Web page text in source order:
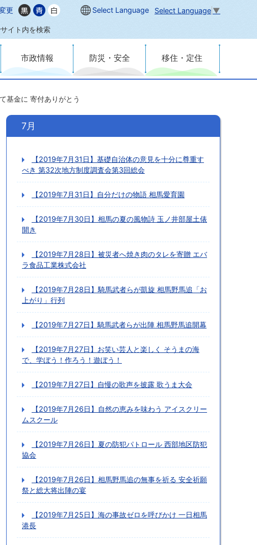
更 Select Language Select Language ▼
イト内を検索
市政情報 防災・安全 移住・定住
基金に 寄付ありがとう
7月
【2019年7月31日】基礎自治体の意見を十分に尊重す
べき 第32次地方制度調査会第3回総会
【2019年7月31日】自分だけの物語 相馬愛育園
【2019年7月30日】相馬の夏の風物詩 玉ノ井部屋土俵
開き
【2019年7月28日】被災者へ焼き肉のタレを寄贈 エバ
ラ食品工業株式会社
【2019年7月28日】騎馬武者らが凱旋 相馬野馬追「お
上がり」行列
【2019年7月27日】騎馬武者らが出陣 相馬野馬追開幕
【2019年7月27日】お笑い芸人と楽しく そうまの海
で、学ぼう！作ろう！遊ぼう！
【2019年7月27日】自慢の歌声を披露 歌うま大会
【2019年7月26日】自然の恵みを味わう アイスクリー
ムスクール
【2019年7月26日】夏の防犯パトロール 西部地区防犯
協会
【2019年7月26日】相馬野馬追の無事を祈る 安全祈願
祭と総大将出陣の宴
【2019年7月25日】海の事故ゼロを呼びかけ 一日相馬
港長